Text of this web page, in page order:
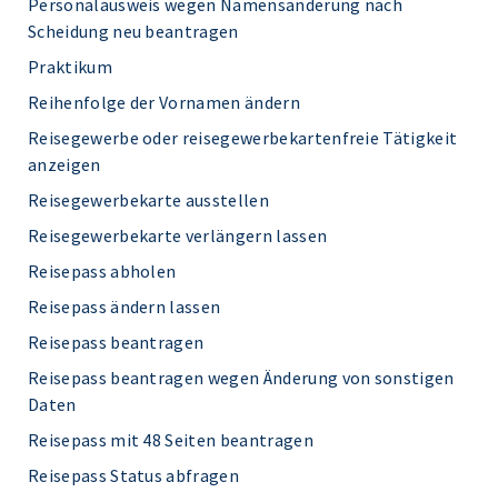
Personalausweis wegen Namensänderung nach
Scheidung neu beantragen
Praktikum
Reihenfolge der Vornamen ändern
Reisegewerbe oder reisegewerbekartenfreie Tätigkeit
anzeigen
Reisegewerbekarte ausstellen
Reisegewerbekarte verlängern lassen
Reisepass abholen
Reisepass ändern lassen
Reisepass beantragen
Reisepass beantragen wegen Änderung von sonstigen
Daten
Reisepass mit 48 Seiten beantragen
Reisepass Status abfragen